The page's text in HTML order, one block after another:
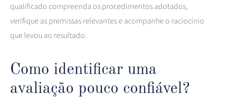
qualificado compreenda os procedimentos adotados,
verifique as premissas relevantes e acompanhe o raciocínio
que levou ao resultado.
Como identificar uma
avaliação pouco confiável?